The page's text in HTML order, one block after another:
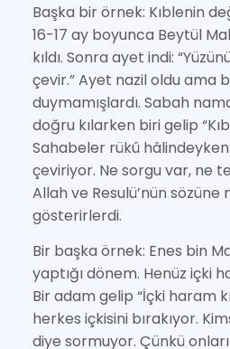
Başka bir örnek: Kıblenin
16-17 ay boyunca Beytül
kıldı. Sonra ayet indi:
çevir.” Ayet nazil oldu ama
duymamışlardı. Sabah
doğru kılarken biri gelip
Sahabeler rükû
çeviriyor. Ne sorgu var, ne
Allah ve Resulü’nün sözüne
gösterirlerdi.
Bir başka örnek: Enes bin
yaptığı dönem. Henüz içki
Bir adam gelip “İçki haram
herkes içkisini bırakıyor.
diye sormuyor. Çünkü